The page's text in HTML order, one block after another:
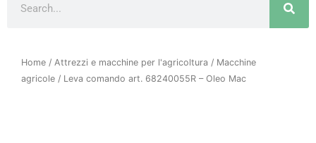
Home / Attrezzi e macchine per l'agricoltura / Macchine
agricole / Leva comando art. 68240055R – Oleo Mac